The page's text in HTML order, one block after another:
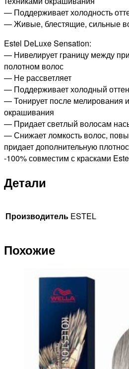
— Поддерживает холодность
— Живые, блестящие, сильные
Estel DeLuxe Sensation:
— Нивелирует границу между
полотном волос
— Не рассветляет
— Поддерживает холодный
— Тонирует после мелирования и
окрашивания
— Придает светлый волосам
— Снижает ломкость волос,
придает дополнительную
-100% совместим с красками
Детали
Производитель ESTEL
Похожие